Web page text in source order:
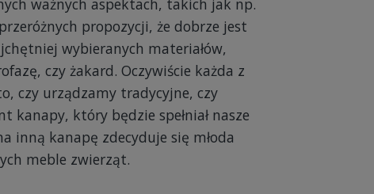
ważnych aspektach, takich jak np.
propozycji, że dobrze jest
wybieranych materiałów,
czy żakard. Oczywiście każda z
czy urządzamy tradycyjne, czy
który będzie spełniał nasze
inną kanapę zdecyduje się młoda
meble zwierząt.